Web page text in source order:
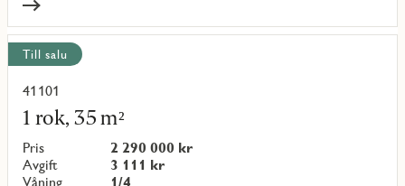
Till salu
41101
1 rok, 35 m²
Pris
2 290 000 kr
Avgift
3 111 kr
Våning
1/4
Läs
mer
om
objekt
{objectNumber}